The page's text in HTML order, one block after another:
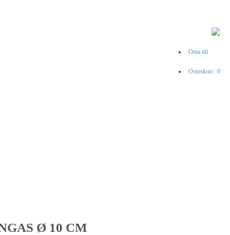
Oma tili
Ostoskori 0
Ø 10 CM